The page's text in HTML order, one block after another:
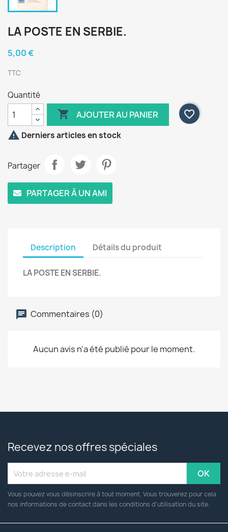
LA POSTE EN SERBIE.
5,00 €
TTC
Quantité
 AJOUTER AU PANIER
favorite_border
 Derniers articles en stock
Partager
PARTAGER À UN AMI
Description Détails du produit
LA POSTE EN SERBIE.
Commentaires (0)
Aucun avis n'a été publié pour le moment.
Recevez nos offres spéciales
Vous pouvez vous désinscrire à tout moment. Vous trouverez pour cela
nos informations de contact dans les conditions d'utilisation du site.